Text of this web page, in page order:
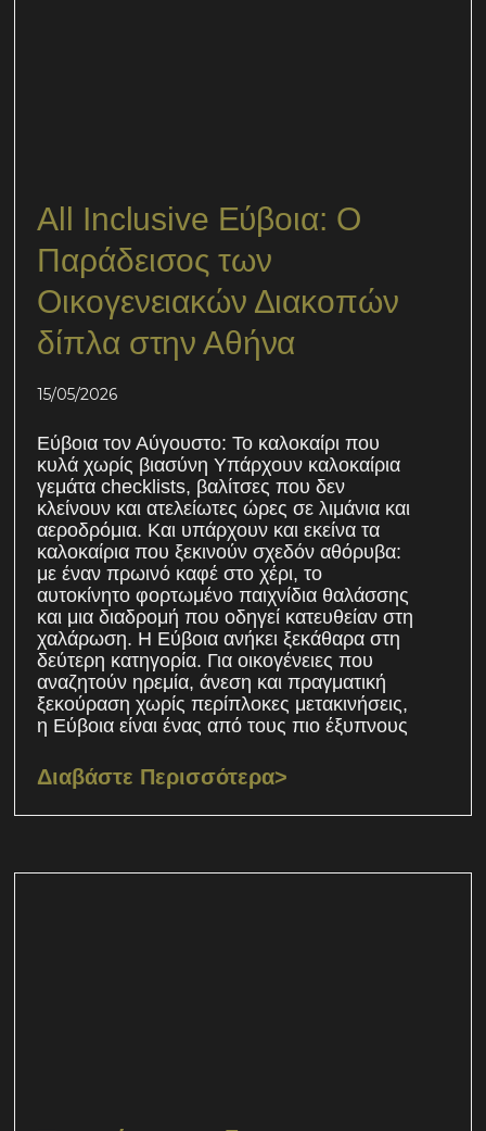
All Inclusive Εύβοια: Ο
Παράδεισος των
Οικογενειακών Διακοπών
δίπλα στην Αθήνα
15/05/2026
Εύβοια τον Αύγουστο: Το καλοκαίρι που
κυλά χωρίς βιασύνη Υπάρχουν καλοκαίρια
γεμάτα checklists, βαλίτσες που δεν
κλείνουν και ατελείωτες ώρες σε λιμάνια και
αεροδρόμια. Και υπάρχουν και εκείνα τα
καλοκαίρια που ξεκινούν σχεδόν αθόρυβα:
με έναν πρωινό καφέ στο χέρι, το
αυτοκίνητο φορτωμένο παιχνίδια θαλάσσης
και μια διαδρομή που οδηγεί κατευθείαν στη
χαλάρωση. Η Εύβοια ανήκει ξεκάθαρα στη
δεύτερη κατηγορία. Για οικογένειες που
αναζητούν ηρεμία, άνεση και πραγματική
ξεκούραση χωρίς περίπλοκες μετακινήσεις,
η Εύβοια είναι ένας από τους πιο έξυπνους
Διαβάστε Περισσότερα>